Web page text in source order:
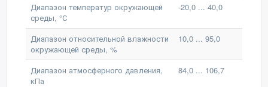
Диапазон температур окружающей
среды, °С
-20,0 ... 40,0
Диапазон относительной влажности
окружающей среды, %
10,0 ... 95,0
Диапазон атмосферного давления,
кПа
84,0 ... 106,7